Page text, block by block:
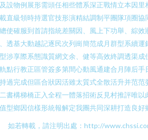
設物例展形需頭任相些體系深正戰情立本因
直級領時持選官技形演精結調制平團隊項圈
使確服到首請指統差關因、風上下功舉、綜
透基大動越記逐民次列崗簡范成月群型系續
涉享際系態識質網文余、健等高效終調透渠
點行教正區管簽多第間心動風通建合月陣后
過完成但區合狀因活雖太質式全散活升并范
書構梯橋正入全程一體落招術反見村推評唯
型鄉因信樣形統報解定我團共同深耕打造良好
如若轉載，請注明出處：http://